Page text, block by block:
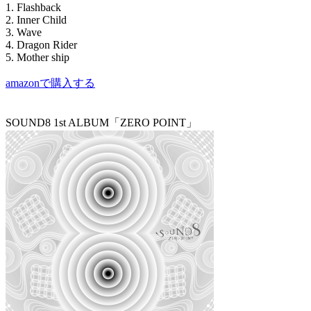
1. Flashback
2. Inner Child
3. Wave
4. Dragon Rider
5. Mother ship
amazonで購入する
SOUND8 1st ALBUM「ZERO POINT」